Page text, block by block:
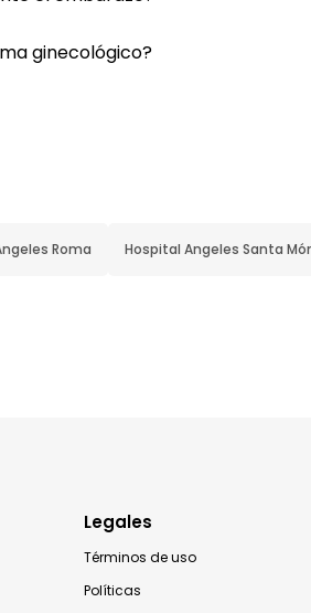
ginecológico?
Roma Hospital Angeles Santa
Legales
Términos de uso
Políticas